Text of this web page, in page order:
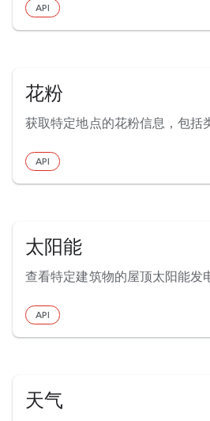
API
花粉
获取特定地点的花粉信息，包括
API
太阳能
查看特定建筑物的屋顶太阳能发
API
天气